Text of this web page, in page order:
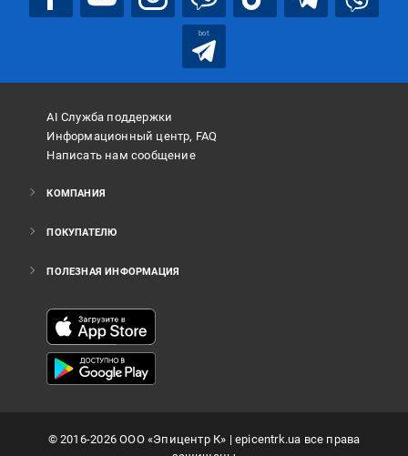
bot
AI Служба поддержки
Информационный центр, FAQ
Написать нам сообщение
КОМПАНИЯ
ПОКУПАТЕЛЮ
ПОЛЕЗНАЯ ИНФОРМАЦИЯ
©2016-2026ООО «Эпицентр К» | epicentrk.ua все права